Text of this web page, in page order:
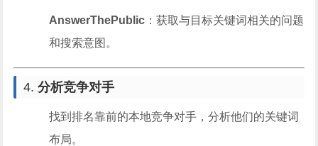
AnswerThePublic ：获取与目标关键词相关的问题
和搜索意图。
4.分析竞争对手
找到排名靠前的本地竞争对手，分析他们的关键词
布局。